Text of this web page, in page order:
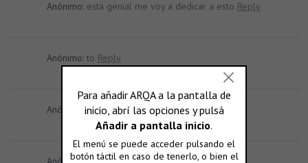
Anónimo: esta genial me voy a dedicar a esto Reply
Anónimo: to Reply
Anónimo: putos Reply